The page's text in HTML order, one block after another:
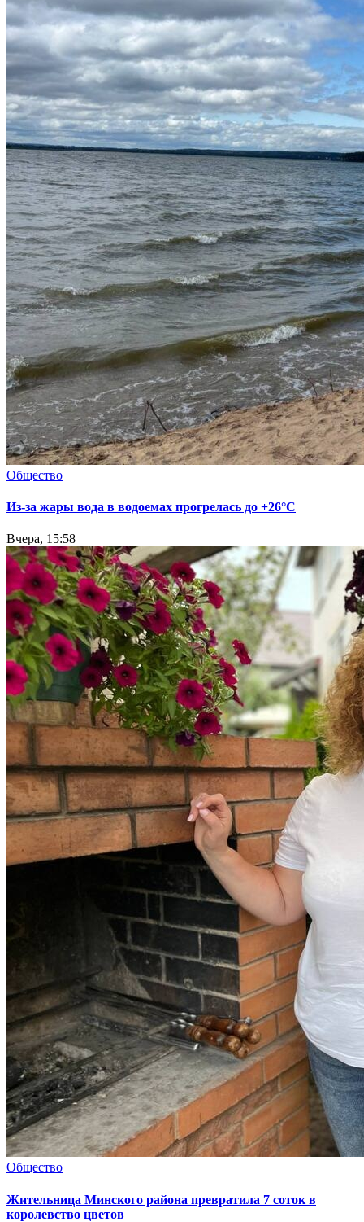
Общество
Из-за жары вода в водоемах прогрелась до +26°C
Вчера, 15:58
Общество
Жительница Минского района превратила 7 соток в
королевство цветов